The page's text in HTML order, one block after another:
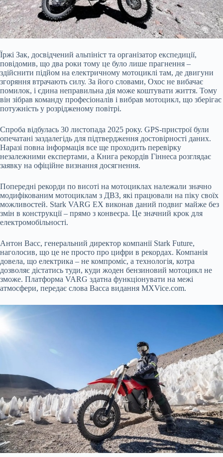
Їржі Зак, досвідчений альпініст та організатор експедиції,
повідомив, що два роки тому це було лише прагнення –
здійснити підйом на електричному мотоциклі там, де двигуни
згоряння втрачають силу. За його словами, Охос не вибачає
помилок, і єдина неправильна дія може коштувати життя. Тому
він зібрав команду професіоналів і вибрав мотоцикл, що зберігає
потужність у розрідженому повітрі.
Спроба відбулась 30 листопада 2025 року. GPS-пристрої були
опечатані заздалегідь для підтвердження достовірності даних.
Наразі повна інформація все ще проходить перевірку
незалежними експертами, а Книга рекордів Гіннеса розглядає
заявку на офіційне визнання досягнення.
Попередні рекорди по висоті на мотоциклах належали значно
модифікованим мотоциклам з ДВЗ, які працювали на піку своїх
можливостей. Stark VARG EX виконав даний подвиг майже без
змін в конструкції – прямо з конвеєра. Це значний крок для
електромобільності.
Антон Васс, генеральний директор компанії Stark Future,
наголосив, що це не просто про цифри в рекордах. Компанія
довела, що електрика – не компроміс, а технологія, котра
дозволяє дістатись туди, куди жоден бензиновий мотоцикл не
зможе. Платформа VARG здатна функціонувати на межі
атмосфери, передає слова Васса видання MXVice.com.